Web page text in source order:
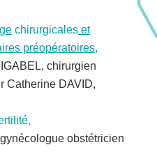
chirurgicaleset
préopératoires,
chirurgien
Catherine DAVID,
obstétricien